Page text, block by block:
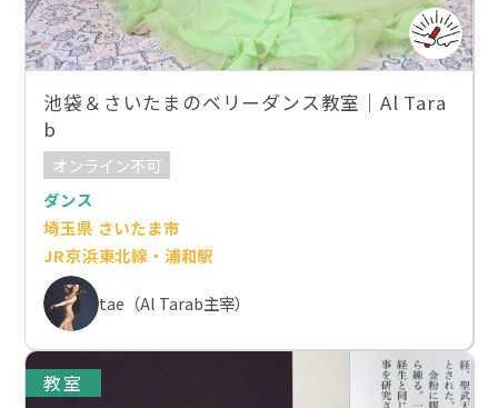
池袋＆さいたまのベリーダンス教室｜Al Tara
b
オンライン不可
ダンス
埼玉県 さいたま市
JR京浜東北線・浦和駅
tae（Al Tarab主宰）
教室